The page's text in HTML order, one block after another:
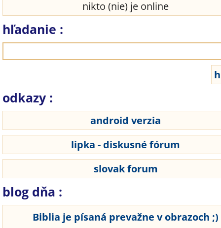
nikto (nie) je online
hľadanie :
odkazy :
android verzia
lipka - diskusné fórum
slovak forum
blog dňa :
Biblia je písaná prevažne v obrazoch ;)